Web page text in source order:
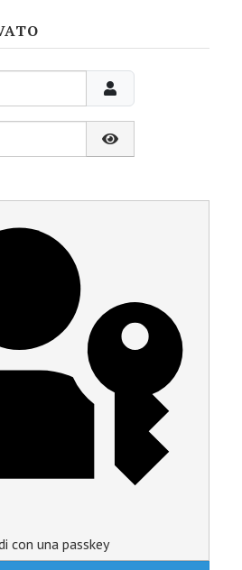
Mostra password
con una passkey